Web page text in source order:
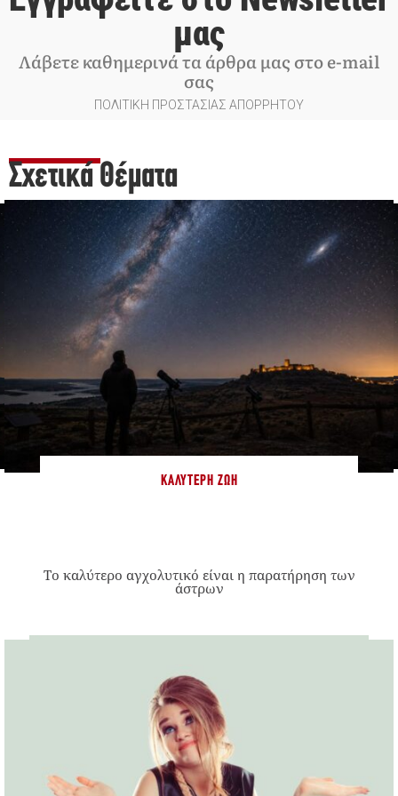
μας
Λάβετε καθημερινά τα άρθρα μας στο e-mail
σας
ΠΟΛΙΤΙΚΗ ΠΡΟΣΤΑΣΙΑΣ ΑΠΟΡΡΗΤΟΥ
Σχετικά Θέματα
ΚΑΛΎΤΕΡΗ ΖΩΉ
Το καλύτερο αγχολυτικό είναι η παρατήρηση των
άστρων